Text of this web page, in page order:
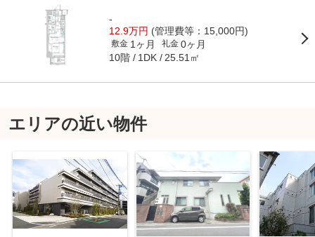
-
12.9万円 (管理費等：15,000円)
敷金 1ヶ月 礼金 0ヶ月
10階 1DK 25.51㎡
エリアの近い物件